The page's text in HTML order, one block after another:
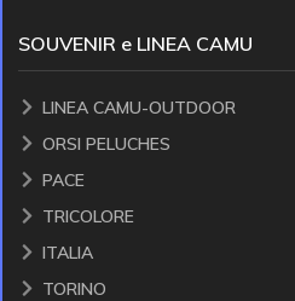
SOUVENIR e LINEA CAMU
LINEA CAMU-OUTDOOR
ORSI PELUCHES
PACE
TRICOLORE
ITALIA
TORINO